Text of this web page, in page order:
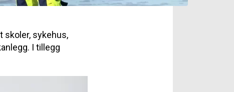
skoler, sykehus,
I tillegg